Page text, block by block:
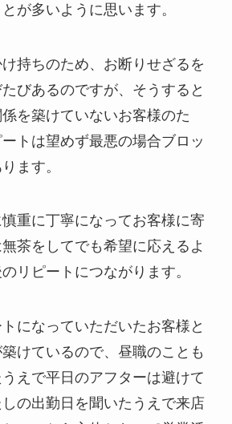
が多いように思います。
持ちのため、お断りせざるを
びあるのですが、そうすると
を築けていないお客様のた
トは望めず最悪の場合ブロッ
ます。
重に丁寧になってお客様に寄
茶をしてでも希望に応えるよ
リピートにつながります。
になっていただいたお客様と
けているので、昼職のことも
えで平日のアフターは避けて
の出勤日を聞いたうえで来店